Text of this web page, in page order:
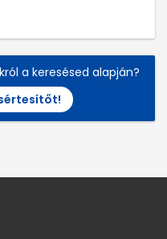
a keresésed alapján?